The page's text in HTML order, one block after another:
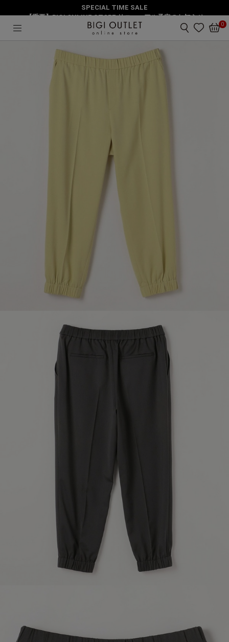
SPECIAL TIME SALE
【重要】BIGI ONLINE STORE リニューアル予定のお知らせ
0
パンツ
【大きいサイズ】ベネシャンストレッチジョガーパンツ